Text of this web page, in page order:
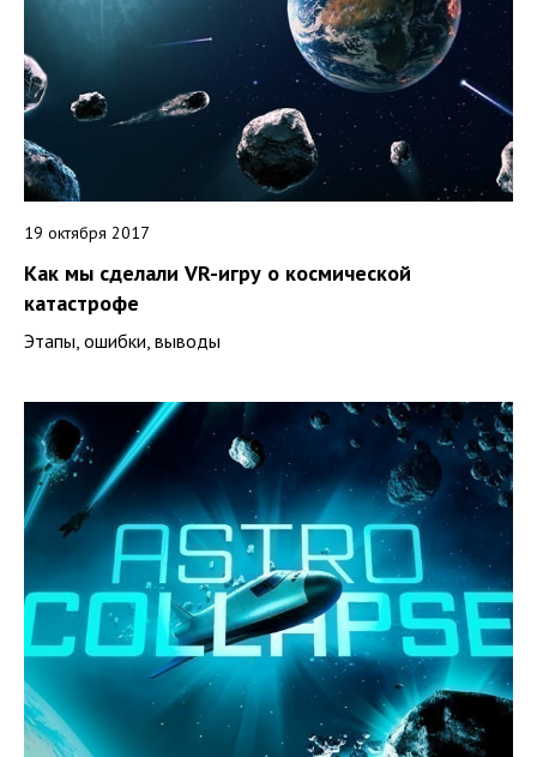
19 октября 2017
Как мы сделали VR-игру о космической
катастрофе
Этапы, ошибки, выводы